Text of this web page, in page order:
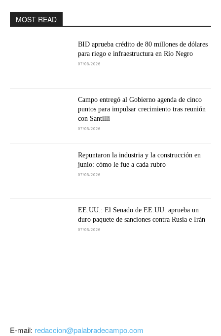
MOST READ
BID aprueba crédito de 80 millones de dólares
para riego e infraestructura en Río Negro
07/08/2026
Campo entregó al Gobierno agenda de cinco
puntos para impulsar crecimiento tras reunión
con Santilli
07/08/2026
Repuntaron la industria y la construcción en
junio: cómo le fue a cada rubro
07/08/2026
EE.UU.: El Senado de EE.UU. aprueba un
duro paquete de sanciones contra Rusia e Irán
07/08/2026
E-mail: redaccion@palabradecampo.com